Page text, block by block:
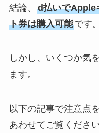
結論、 d払いでApple
ト券は購入可能です。
しかし、いくつか気
ます。
以下の記事で注意点
あわせてご覧ください